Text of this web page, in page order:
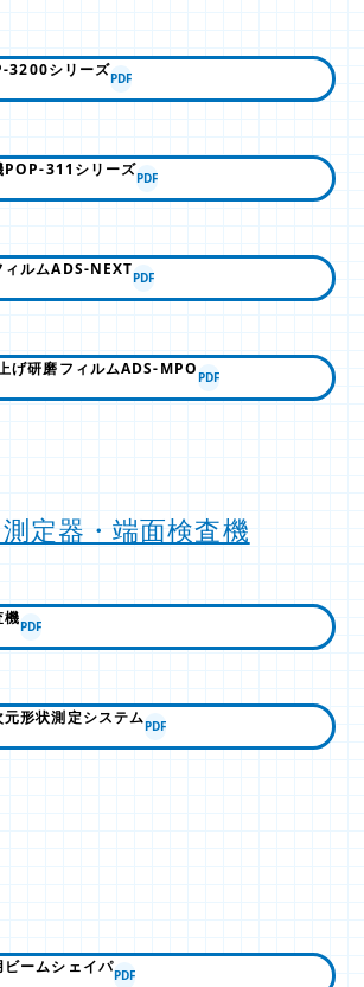
3200シリーズPDF
POP-311シリーズPDF
ィルムADS-NEXTPDF
げ研磨フィルムADS-MPOPDF
定器・端面検査機
機PDF
形状測定システムPDF
ームシェイパPDF